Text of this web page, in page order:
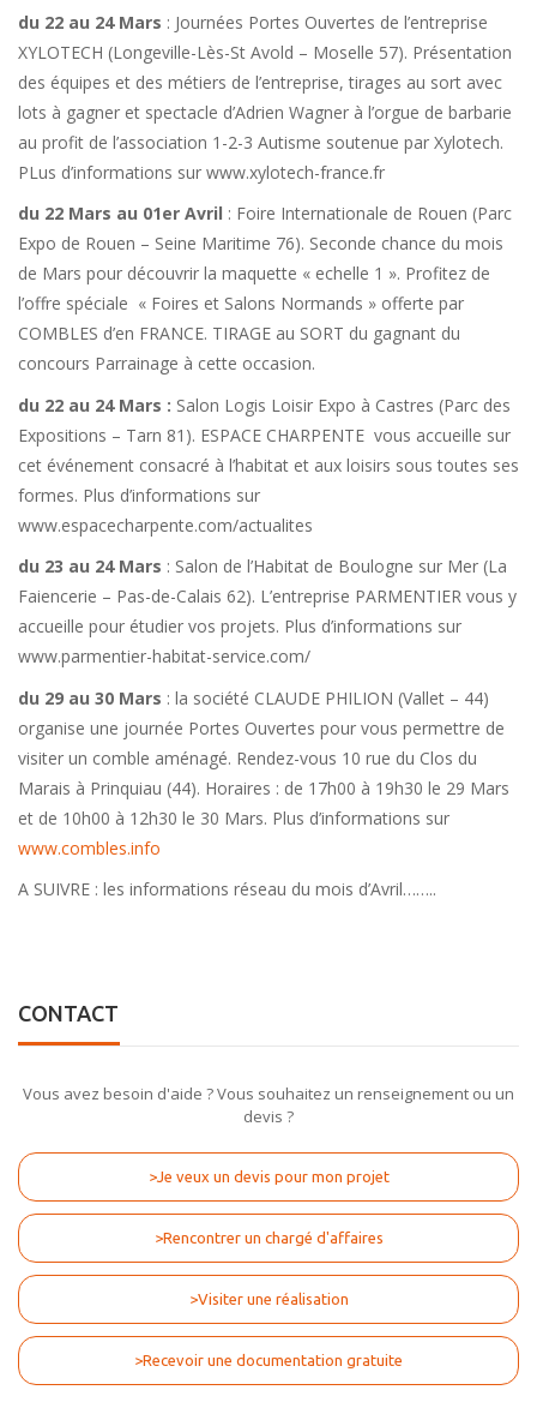
du 22 au 24 Mars : Journées Portes Ouvertes de l’entreprise
XYLOTECH (Longeville-Lès-St Avold – Moselle 57). Présentation
des équipes et des métiers de l’entreprise, tirages au sort avec
lots à gagner et spectacle d’Adrien Wagner à l’orgue de barbarie
au profit de l’association 1-2-3 Autisme soutenue par Xylotech.
PLus d’informations sur www.xylotech-france.fr
du 22 Mars au 01er Avril : Foire Internationale de Rouen (Parc
Expo de Rouen – Seine Maritime 76). Seconde chance du mois
de Mars pour découvrir la maquette « echelle 1 ». Profitez de
l’offre spéciale « Foires et Salons Normands » offerte par
COMBLES d’en FRANCE. TIRAGE au SORT du gagnant du
concours Parrainage à cette occasion.
du 22 au 24 Mars : Salon Logis Loisir Expo à Castres (Parc des
Expositions – Tarn 81). ESPACE CHARPENTE vous accueille sur
cet événement consacré à l’habitat et aux loisirs sous toutes ses
formes. Plus d’informations sur
www.espacecharpente.com/actualites
du 23 au 24 Mars : Salon de l’Habitat de Boulogne sur Mer (La
Faiencerie – Pas-de-Calais 62). L’entreprise PARMENTIER vous y
accueille pour étudier vos projets. Plus d’informations sur
www.parmentier-habitat-service.com/
du 29 au 30 Mars : la société CLAUDE PHILION (Vallet – 44)
organise une journée Portes Ouvertes pour vous permettre de
visiter un comble aménagé. Rendez-vous 10 rue du Clos du
Marais à Prinquiau (44). Horaires : de 17h00 à 19h30 le 29 Mars
et de 10h00 à 12h30 le 30 Mars. Plus d’informations sur
www.combles.info
A SUIVRE : les informations réseau du mois d’Avril……..
CONTACT
Vous avez besoin d'aide ? Vous souhaitez un renseignement ou un
devis ?
>Je veux un devis pour mon projet
>Rencontrer un chargé d'affaires
>Visiter une réalisation
>Recevoir une documentation gratuite